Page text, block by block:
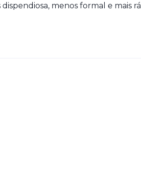
menos formal e mais